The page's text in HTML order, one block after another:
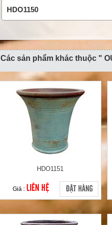
HDO1150
Các sản phẩm khác thuộc "
HDO1151
Giá : LIÊN HỆ ĐẶT HÀNG